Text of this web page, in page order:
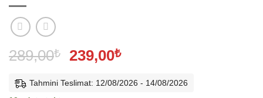
289,00₺
Orijinal
289,00₺.
239,00₺Şu
fiyat:
Tahmini Teslimat: 12/08/2026 - 14/08/2026